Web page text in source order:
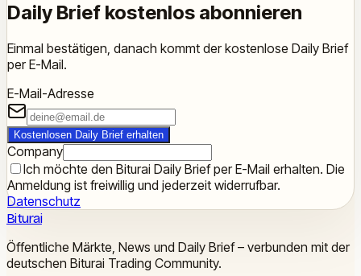
Daily Brief kostenlos abonnieren
Einmal bestätigen, danach kommt der kostenlose Daily Brief
per E-Mail.
E-Mail-Adresse
Kostenlosen Daily Brief erhalten
Company
Ich möchte den Biturai Daily Brief per E-Mail erhalten. Die
Anmeldung ist freiwillig und jederzeit widerrufbar.
Datenschutz
Biturai
Öffentliche Märkte, News und Daily Brief – verbunden mit der
deutschen Biturai Trading Community.